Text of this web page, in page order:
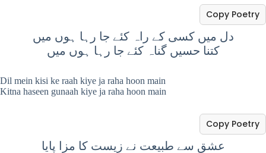
دل میں کسی کے راہ کئے جا رہا ہوں میں
کتنا حسیں گناہ کئے جا رہا ہوں میں
Copy Poetry
Dil mein kisi ke raah kiye ja raha hoon main
Kitna haseen gunaah kiye ja raha hoon main
عشق سے طبیعت نے زیست کا مزا پایا
Copy Poetry